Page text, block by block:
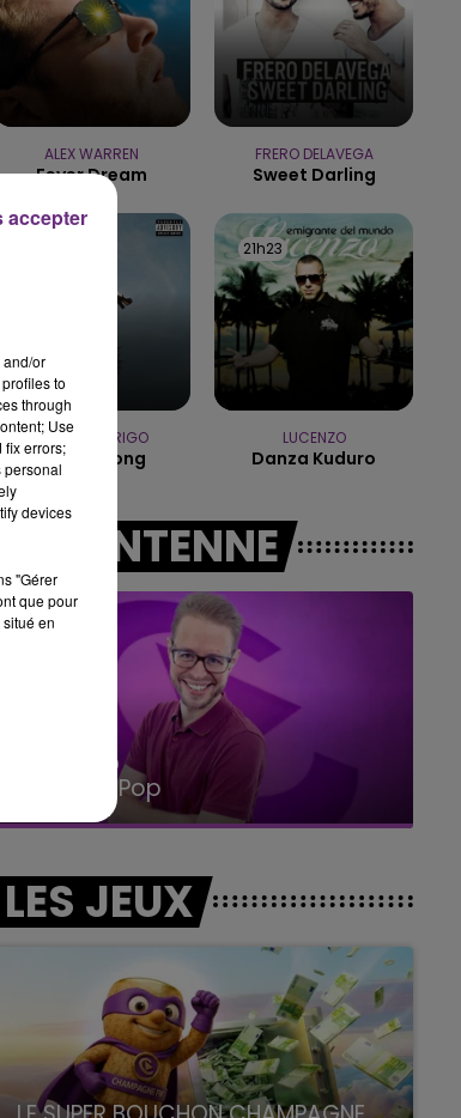
14h00 - 15h00
LA RADIO POP
ALEX WARREN
Fever Dream
FRERO DELAVEGA
Sweet Darling
OLIVIA RODRIGO
Stupid Song
21h23
21h23
LUCENZO
Danza Kuduro
A L'ANTENNE
15h00 - 19h00
Le Club Champagne FM
LES JEUX
and/or
to
through
Use
fix errors;
personal
devices
"Gérer
que pour
en
accepter